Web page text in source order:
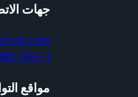
جهات
(+966) 507450982
مواقع